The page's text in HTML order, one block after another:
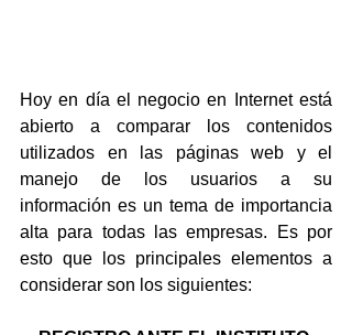
Hoy en día el negocio en Internet está
abierto a comparar los contenidos
utilizados en las páginas web y el
manejo de los usuarios a su
información es un tema de importancia
alta para todas las empresas. Es por
esto que los principales elementos a
considerar son los siguientes: